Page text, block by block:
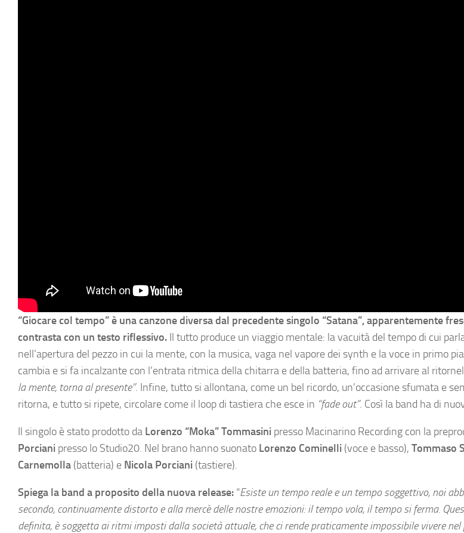
“Giocare col tempo” è una canzone diversa dal precedente singolo “Satana”, apparentemente
contrasta con un testo riflessivo. Il tutto produce un viaggio mentale: la vacuità del tempo di cui
nell’apertura del pezzo in cui la mente, con la musica, vaga nel vapore dei synth e la voce in primo
cambia e si fa incalzante con l’entrata ritmica della chitarra e della batteria, fino ad arrivare al
la mente, torna al presente”. Infine, tutto si allontana, come un bel ricordo, un’occasione sfumata e
ritorna, e tutto si ripete, circolare come il loop di tastiera che esce in “fade out”. Così la band ha di
Il singolo è stato prodotto da Lorenzo “Moka” Tommasini presso Macinarino Recording con la
Porciani presso lo Studio20. Nel brano hanno suonato Lorenzo Cominelli (voce e basso), Tommaso
Carnemolla (batteria) e Nicola Porciani (tastiere).
Spiega la band a proposito della nuova release: “Esiste un tempo reale e un tempo soggettivo, noi
secondo, continuamente distorto e alla mercè delle nostre emozioni: il tempo vola, il tempo si ferma.
definita, è soggetta ai ritmi imposti dalla società attuale, che ci rende praticamente impossibile vivere nel